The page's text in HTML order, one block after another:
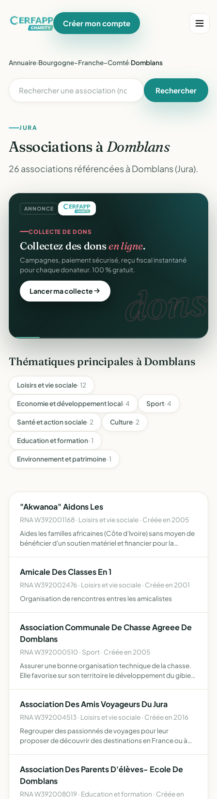
Créer mon compte
Annuaire›Bourgogne-Franche-Comté›Domblans
Rechercher
JURA
Associations àDomblans
26 associations référencées à Domblans (Jura).
ANNONCE
dons.
COLLECTE DE DONS
Collectez des donsen ligne.
Campagnes, paiement sécurisé, reçu fiscal instantané
pour chaque donateur. 100 % gratuit.
Lancer ma collecte
Thématiques principales à Domblans
Loisirs et vie sociale· 12
Economie et développement local· 4 Sport· 4
Santé et action sociale· 2 Culture· 2
Education et formation· 1
Environnement et patrimoine· 1
"Akwanoa" Aidons Les
RNA W392001168 · Loisirs et vie sociale · Créée en 2005
Aides les familles africaines (Côte d'Ivoire) sans moyen de
bénéficier d'un soutien matériel et financier pour la
Amicale Des Classes En 1
RNA W392002476 · Loisirs et vie sociale · Créée en 2001
Organisation de rencontres entres les amicalistes
Association Communale De Chasse Agreee De
Domblans
RNA W392000510 · Sport · Créée en 2005
Assurer une bonne organisation technique de la chasse.
Elle favorise sur son territoire le développement du gibier
Association Des Amis Voyageurs Du Jura
RNA W392004513 · Loisirs et vie sociale · Créée en 2016
Regrouper des passionnés de voyages pour leur
proposer de découvrir des destinations en France ou à
Association Des Parents D'élèves- Ecole De
Domblans
RNA W392008019 · Education et formation · Créée en